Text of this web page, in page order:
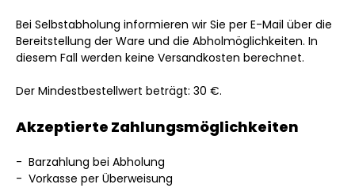
Bei Selbstabholung informieren wir Sie per E-Mail über die
Bereitstellung der Ware und die Abholmöglichkeiten. In
diesem Fall werden keine Versandkosten berechnet.
Der Mindestbestellwert beträgt: 30 €.
Akzeptierte Zahlungsmöglichkeiten
- Barzahlung bei Abholung
- Vorkasse per Überweisung